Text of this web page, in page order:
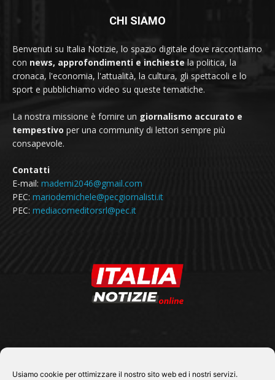
Usiamo cookie per ottimizzare il nostro sito web ed i nostri servizi.
CHI SIAMO
Benvenuti su Italia Notizie, lo spazio digitale dove raccontiamo
con news, approfondimenti e inchieste la politica, la
cronaca, l'economia, l'attualità, la cultura, gli spettacoli e lo
sport e pubblichiamo video su queste tematiche.
La nostra missione è fornire un giornalismo accurato e
tempestivo per una community di lettori sempre più
consapevole.
Contatti
E-mail: mademi2046@gmail.com
PEC: mariodemichele@pecgiornalisti.it
PEC: mediacomeditorsrl@pec.it
SEGUICI SU